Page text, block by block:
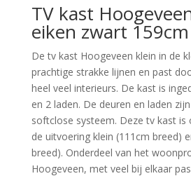
TV kast
eiken zwart 159cm
De tv kast Hoogeveen klein in de
prachtige strakke lijnen en past
heel veel interieurs. De kast is
en 2 laden. De deuren en laden
softclose systeem. Deze tv kast is
de uitvoering klein (111cm breed)
breed). Onderdeel van het
Hoogeveen, met veel bij elkaar